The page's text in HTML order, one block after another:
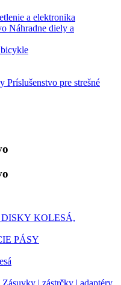
a elektronika
Náhradne diely a
Príslušenstvo pre strešné
KOLESÁ,
PÁSY
Zásuvky | zástrčky | adaptéry